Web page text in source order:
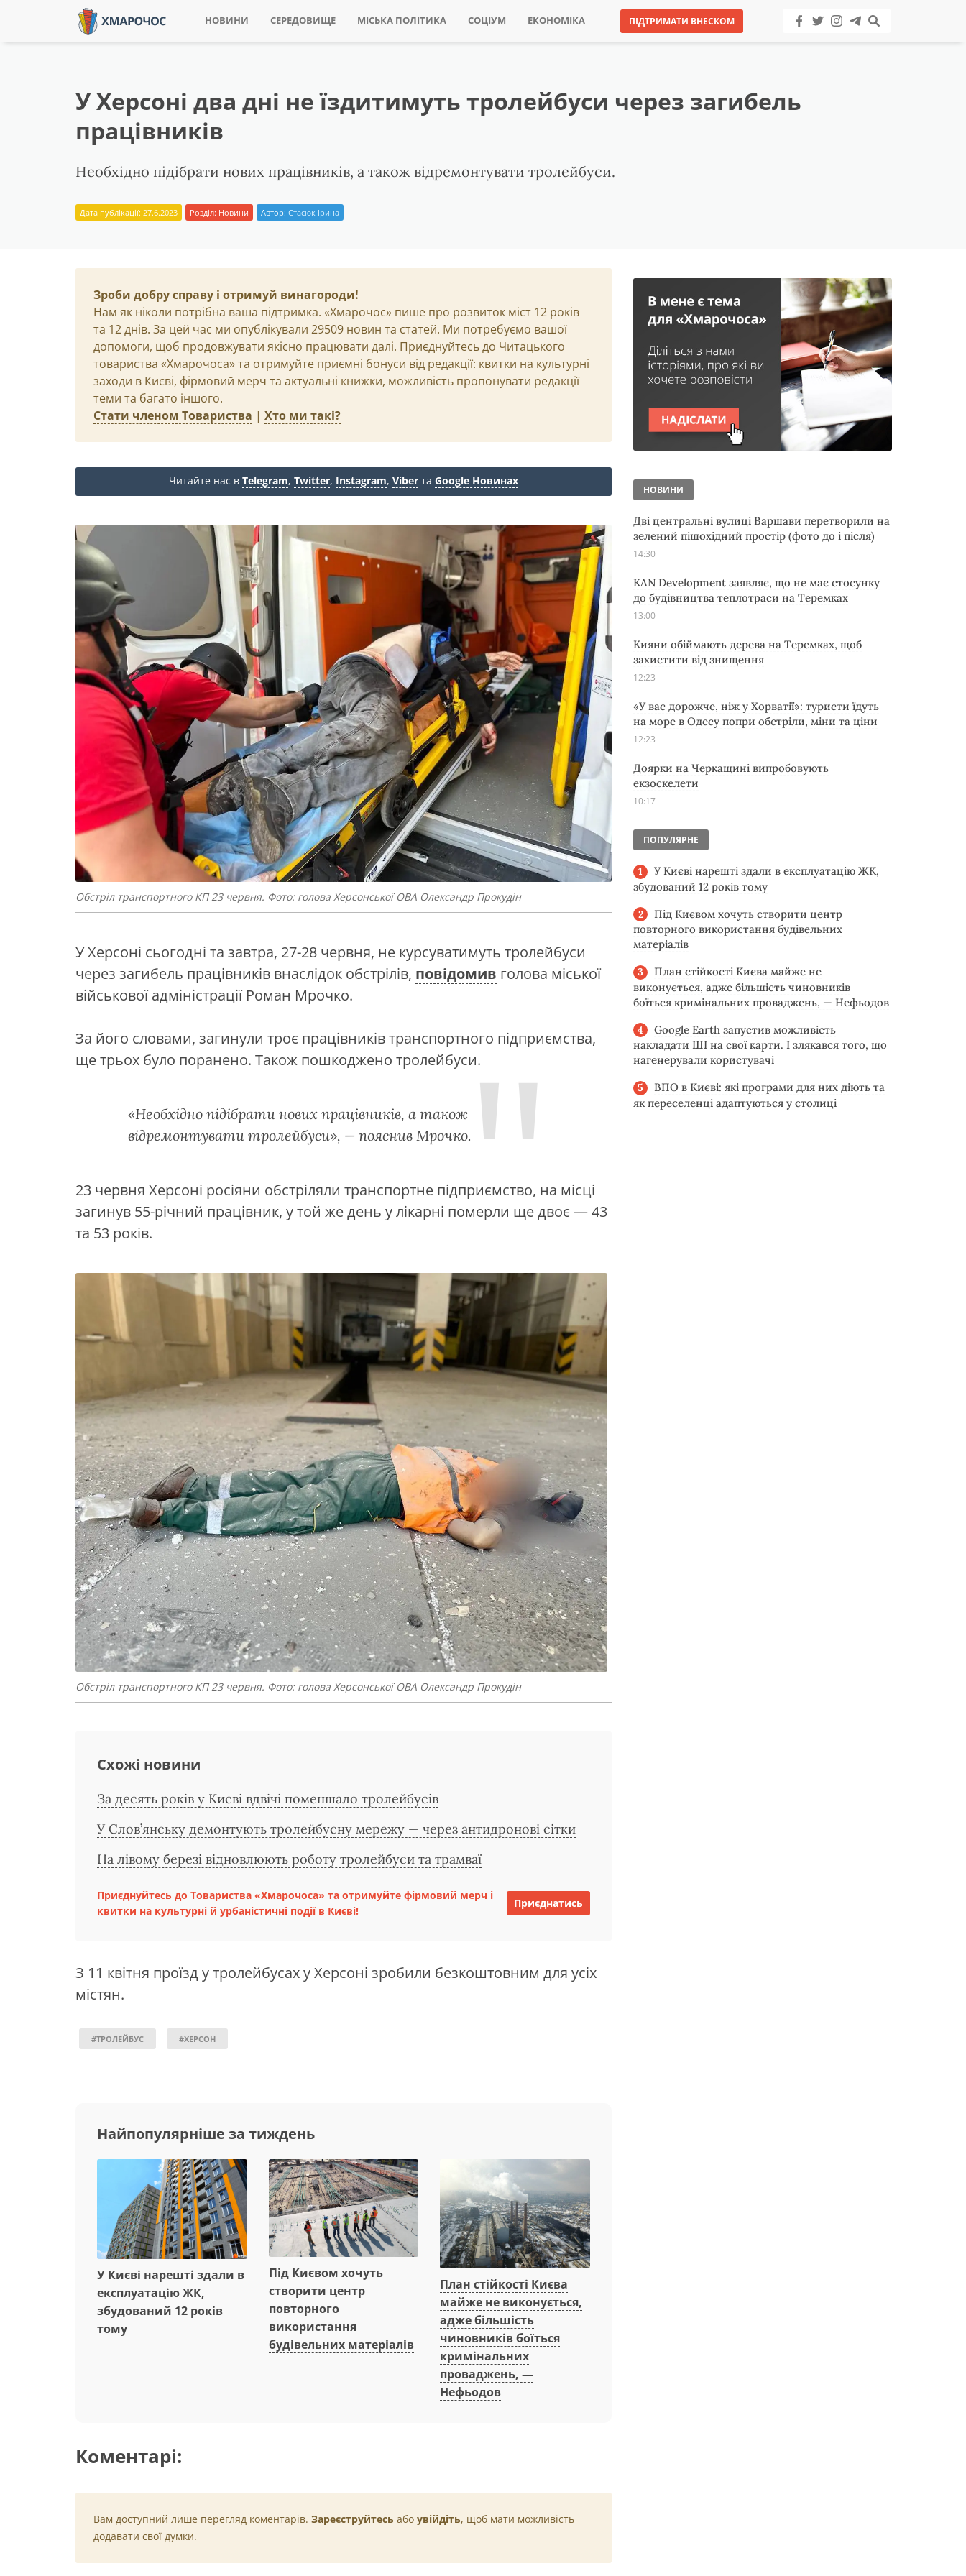
НОВИНИ СЕРЕДОВИЩЕ МІСЬКА ПОЛІТИКА СОЦІУМ ЕКОНОМІКА ПІДТРИМАТИ ВНЕСКОМ
У Херсоні два дні не їздитимуть тролейбуси через загибель
працівників
Необхідно підібрати нових працівників, а також відремонтувати тролейбуси.
Дата публікації: 27.6.2023 Розділ: Новини Автор: Стасюк Ірина
Зроби добру справу і отримуй винагороди!
Нам як ніколи потрібна ваша підтримка. «Хмарочос» пише про розвиток міст 12 років
та 12 днів. За цей час ми опублікували 29509 новин та статей. Ми потребуємо вашої
допомоги, щоб продовжувати якісно працювати далі. Приєднуйтесь до Читацького
товариства «Хмарочоса» та отримуйте приємні бонуси від редакції: квитки на культурні
заходи в Києві, фірмовий мерч та актуальні книжки, можливість пропонувати редакції
теми та багато іншого.
Стати членом Товариства | Хто ми такі?
Читайте нас в Telegram, Twitter, Instagram, Viber та Google Новинах
Обстріл транспортного КП 23 червня. Фото: голова Херсонської ОВА Олександр Прокудін
У Херсоні сьогодні та завтра, 27-28 червня, не курсуватимуть тролейбуси
через загибель працівників внаслідок обстрілів, повідомив голова міської
військової адміністрації Роман Мрочко.
За його словами, загинули троє працівників транспортного підприємства,
ще трьох було поранено. Також пошкоджено тролейбуси.
«Необхідно підібрати нових працівників, а також
відремонтувати тролейбуси», — пояснив Мрочко.
23 червня Херсоні росіяни обстріляли транспортне підприємство, на місці
загинув 55-річний працівник, у той же день у лікарні померли ще двоє — 43
та 53 років.
Обстріл транспортного КП 23 червня. Фото: голова Херсонської ОВА Олександр Прокудін
Схожі новини
За десять років у Києві вдвічі поменшало тролейбусів
У Слов’янську демонтують тролейбусну мережу — через антидронові сітки
На лівому березі відновлюють роботу тролейбуси та трамваї
Приєднуйтесь до Товариства «Хмарочоса» та отримуйте фірмовий мерч і
квитки на культурні й урбаністичні події в Києві!
Приєднатись
З 11 квітня проїзд у тролейбусах у Херсоні зробили безкоштовним для усіх
містян.
#ТРОЛЕЙБУС #ХЕРСОН
Найпопулярніше за тиждень
У Києві нарешті здали в
експлуатацію ЖК,
збудований 12 років
тому
Під Києвом хочуть
створити центр
повторного
використання
будівельних матеріалів
План стійкості Києва
майже не виконується,
адже більшість
чиновників боїться
кримінальних
проваджень, —
Нефьодов
Коментарі:
Вам доступний лише перегляд коментарів. Зареєструйтесь або увійдіть, щоб мати можливість
додавати свої думки.
НОВИНИ
Дві центральні вулиці Варшави перетворили на
зелений пішохідний простір (фото до і після)
14:30
KAN Development заявляє, що не має стосунку
до будівництва теплотраси на Теремках
13:00
Кияни обіймають дерева на Теремках, щоб
захистити від знищення
12:23
«У вас дорожче, ніж у Хорватії»: туристи їдуть
на море в Одесу попри обстріли, міни та ціни
12:23
Доярки на Черкащині випробовують
екзоскелети
10:17
ПОПУЛЯРНЕ
У Києві нарешті здали в експлуатацію ЖК,
збудований 12 років тому
Під Києвом хочуть створити центр
повторного використання будівельних
матеріалів
План стійкості Києва майже не
виконується, адже більшість чиновників
боїться кримінальних проваджень, — Нефьодов
Google Earth запустив можливість
накладати ШІ на свої карти. І злякався того, що
нагенерували користувачі
ВПО в Києві: які програми для них діють та
як переселенці адаптуються у столиці